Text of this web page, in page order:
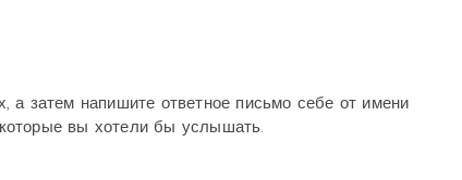
а затем напишите ответное письмо себе от имени
вы хотели бы услышать.